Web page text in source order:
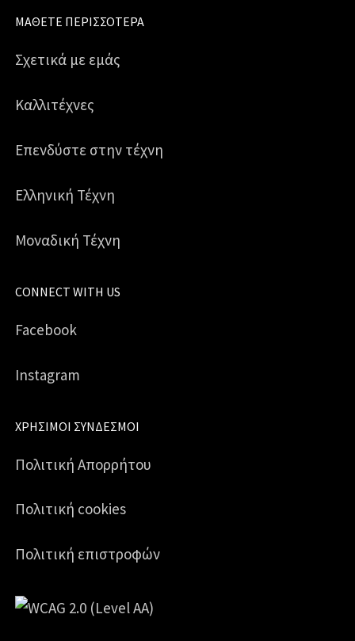
ΜΆΘΕΤΕ ΠΕΡΙΣΣΌΤΕΡΑ
Σχετικά με εμάς
Καλλιτέχνες
Επενδύστε στην τέχνη
Ελληνική Τέχνη
Μοναδική Τέχνη
CONNECT WITH US
Facebook
Instagram
ΧΡΉΣΙΜΟΙ ΣΎΝΔΕΣΜΟΙ
Πολιτική Απορρήτου
Πολιτική cookies
Πολιτική επιστροφών